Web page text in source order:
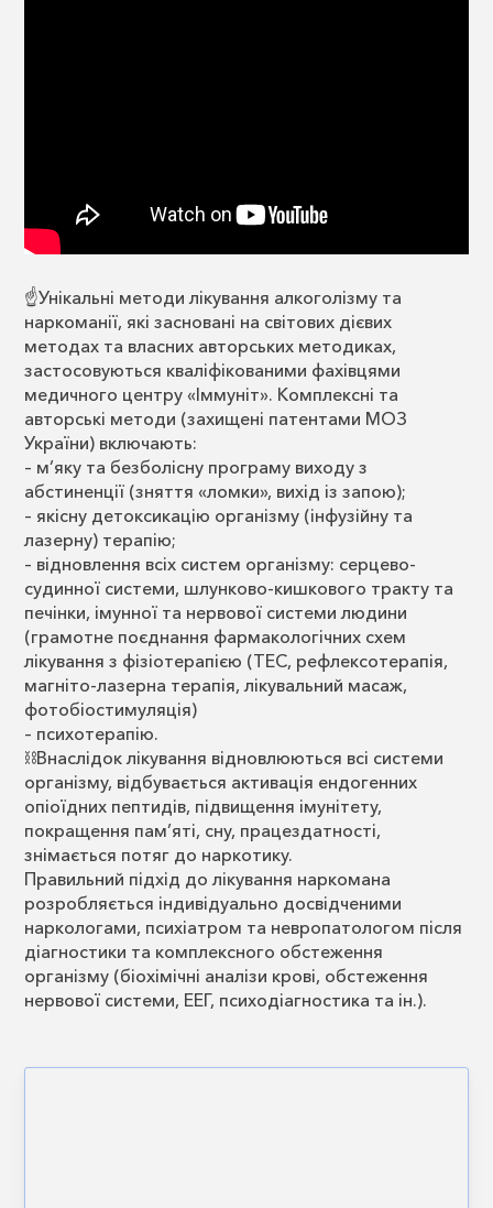
☝️Унікальні методи лікування алкоголізму та
наркоманії, які засновані на світових дієвих
методах та власних авторських методиках,
застосовуються кваліфікованими фахівцями
медичного центру «Іммуніт». Комплексні та
авторські методи (захищені патентами МОЗ
України) включають:
– м’яку та безболісну програму виходу з
абстиненції (зняття «ломки», вихід із запою);
– якісну детоксикацію організму (інфузійну та
лазерну) терапію;
– відновлення всіх систем організму: серцево-
судинної системи, шлунково-кишкового тракту та
печінки, імунної та нервової системи людини
(грамотне поєднання фармакологічних схем
лікування з фізіотерапією (ТЕС, рефлексотерапія,
магніто-лазерна терапія, лікувальний масаж,
фотобіостимуляція)
– психотерапію.
⛓Внаслідок лікування відновлюються всі системи
організму, відбувається активація ендогенних
опіоїдних пептидів, підвищення імунітету,
покращення пам’яті, сну, працездатності,
знімається потяг до наркотику.
Правильний підхід до лікування наркомана
розробляється індивідуально досвідченими
наркологами, психіатром та невропатологом після
діагностики та комплексного обстеження
організму (біохімічні аналізи крові, обстеження
нервової системи, ЕЕГ, психодіагностика та ін.).